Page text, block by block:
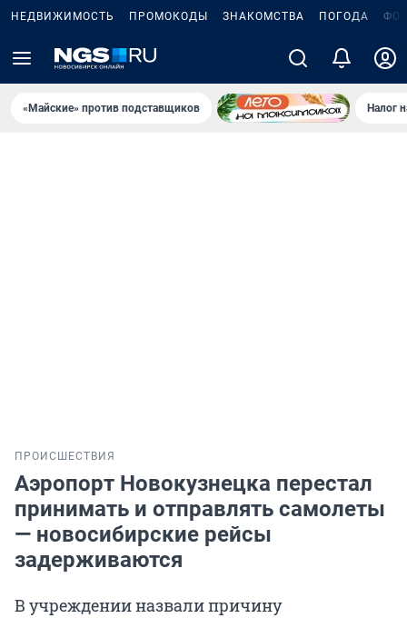
НЕДВИЖИМОСТЬ ПРОМОКОДЫ ЗНАКОМСТВА ПОГОДА
«Майские» против подставщиков Налог
ПРОИСШЕСТВИЯ
Аэропорт Новокузнецка перестал
принимать и отправлять самолеты
— новосибирские рейсы
задерживаются
В учреждении назвали причину